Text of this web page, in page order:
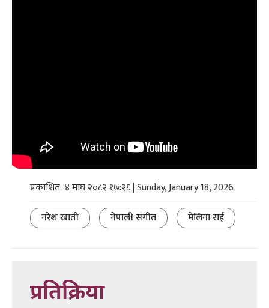
प्रकाशित: ४ माघ २०८२ १७:२६ | Sunday, January 18, 2026
नरेश खाती
नेपाली संगीत मेलिना राई
प्रतिक्रिया